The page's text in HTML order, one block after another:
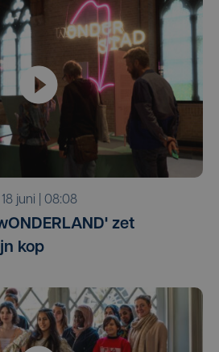
18 juni | 08:08
zet
kop